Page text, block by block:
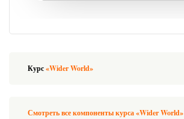
Курс«Wider World»
Смотреть все компоненты курса «Wider World»